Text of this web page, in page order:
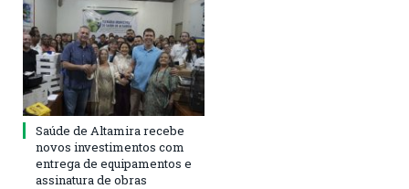
Saúde de Altamira recebe
novos investimentos com
entrega de equipamentos e
assinatura de obras